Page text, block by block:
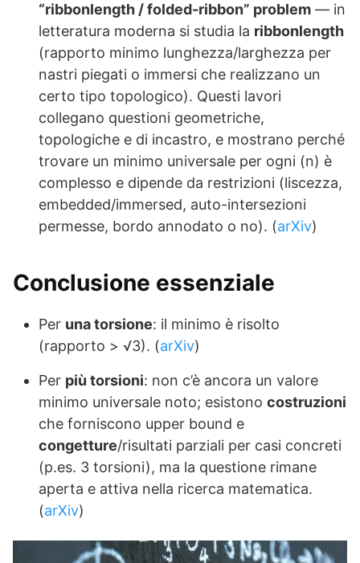
“ribbonlength / folded-ribbon” problem — in
letteratura moderna si studia la ribbonlength
(rapporto minimo lunghezza/larghezza per
nastri piegati o immersi che realizzano un
certo tipo topologico). Questi lavori
collegano questioni geometriche,
topologiche e di incastro, e mostrano perché
trovare un minimo universale per ogni (n) è
complesso e dipende da restrizioni (liscezza,
embedded/immersed, auto-intersezioni
permesse, bordo annodato o no). (arXiv)
Conclusione essenziale
Per una torsione: il minimo è risolto
(rapporto > √3). (arXiv)
Per più torsioni: non c’è ancora un valore
minimo universale noto; esistono costruzioni
che forniscono upper bound e
congetture/risultati parziali per casi concreti
(p.es. 3 torsioni), ma la questione rimane
aperta e attiva nella ricerca matematica.
(arXiv)